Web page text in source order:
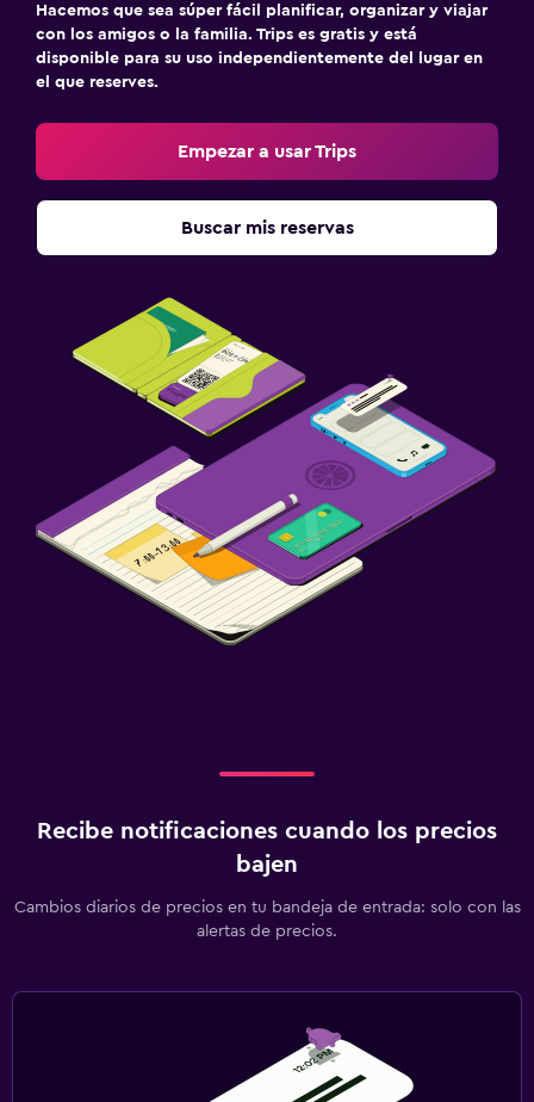
Hacemos que sea súper fácil planificar, organizar y viajar
con los amigos o la familia. Trips es gratis y está
disponible para su uso independientemente del lugar en
el que reserves.
Empezar a usar Trips
Buscar mis reservas
Recibe notificaciones cuando los precios
bajen
Cambios diarios de precios en tu bandeja de entrada: solo con las
alertas de precios.